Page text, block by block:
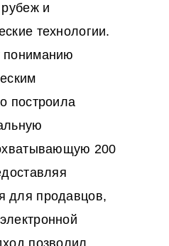
рубеж и
технологии.
пониманию
построила
200
для продавцов,